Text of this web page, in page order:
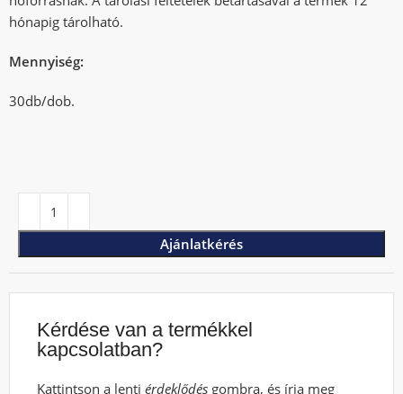
hónapig tárolható.
Mennyiség:
30db/dob.
Ajánlatkérés
Kérdése van a termékkel
kapcsolatban?
Kattintson a lentiérdeklődés gombra, és írja meg